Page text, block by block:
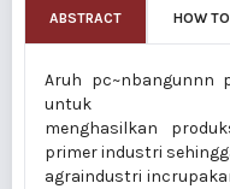
ABSTRACT HOW
Aruh pc~nbangunnn
untuk
menghasilkan
primer industri
agraindustri